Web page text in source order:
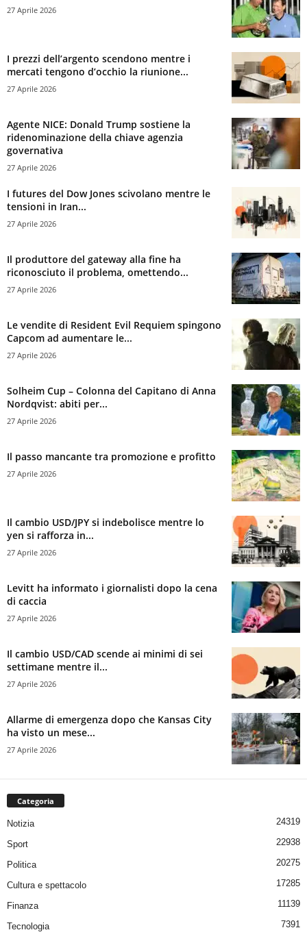
27 Aprile 2026
I prezzi dell’argento scendono mentre i
mercati tengono d’occhio la riunione...
27 Aprile 2026
Agente NICE: Donald Trump sostiene la
ridenominazione della chiave agenzia
governativa
27 Aprile 2026
I futures del Dow Jones scivolano mentre le
tensioni in Iran...
27 Aprile 2026
Il produttore del gateway alla fine ha
riconosciuto il problema, omettendo...
27 Aprile 2026
Le vendite di Resident Evil Requiem spingono
Capcom ad aumentare le...
27 Aprile 2026
Solheim Cup – Colonna del Capitano di Anna
Nordqvist: abiti per...
27 Aprile 2026
Il passo mancante tra promozione e profitto
27 Aprile 2026
Il cambio USD/JPY si indebolisce mentre lo
yen si rafforza in...
27 Aprile 2026
Levitt ha informato i giornalisti dopo la cena
di caccia
27 Aprile 2026
Il cambio USD/CAD scende ai minimi di sei
settimane mentre il...
27 Aprile 2026
Allarme di emergenza dopo che Kansas City
ha visto un mese...
27 Aprile 2026
Categoria
Notizia 24319
Sport 22938
Politica 20275
Cultura e spettacolo 17285
Finanza 11139
Tecnologia
7391